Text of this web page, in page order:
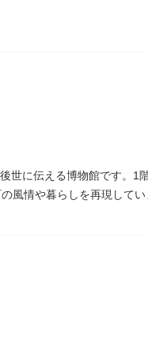
世に伝える博物館です。
風情や暮らしを再現して
を展示しています。また